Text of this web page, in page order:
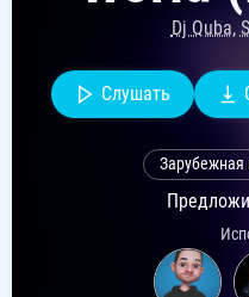
Dj Quba,
Слушать